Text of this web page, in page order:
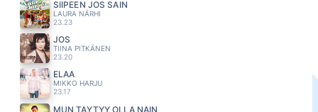
SIIPEEN JOS SAIN
LAURA NÄRHI
23.23
JOS
TIINA PITKÄNEN
23.20
ELÄÄ
MIKKO HARJU
23.17
MUN TÄYTYY OLLA NÄIN